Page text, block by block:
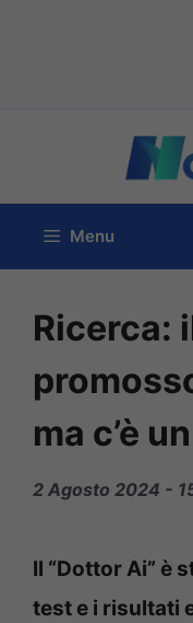
contenuto
Menu
Ricerca:
ma c’è
2 Agosto 2024 -
Il “Dottor Ai” è
test e i risultati